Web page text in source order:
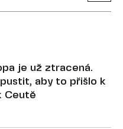
je už ztracená.
aby to přišlo k
Ceutě